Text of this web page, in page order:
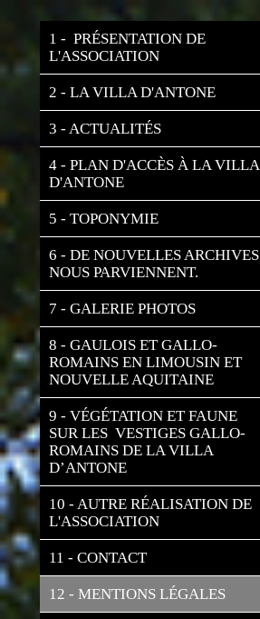
1 -  PRÉSENTATION DE
L'ASSOCIATION
2 - LA VILLA D'ANTONE
3 - ACTUALITÉS
4 - PLAN D'ACCÈS À LA VILLA
D'ANTONE
5 - TOPONYMIE
6 - DE NOUVELLES ARCHIVES
NOUS PARVIENNENT.
7 - GALERIE PHOTOS
8 - GAULOIS ET GALLO-
ROMAINS EN LIMOUSIN ET
NOUVELLE AQUITAINE
9 - VÉGÉTATION ET FAUNE
SUR LES  VESTIGES GALLO-
ROMAINS DE LA VILLA
D’ANTONE
10 - AUTRE RÉALISATION DE
L'ASSOCIATION
11 - CONTACT
12 - MENTIONS LÉGALES